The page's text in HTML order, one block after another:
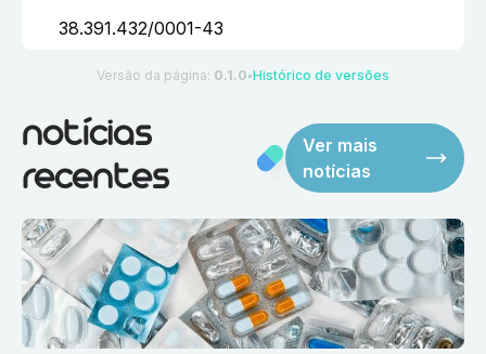
38.391.432/0001-43
Versão da página: 0.1.0 ●Histórico de versões
notícias
recentes
Ver mais
notícias